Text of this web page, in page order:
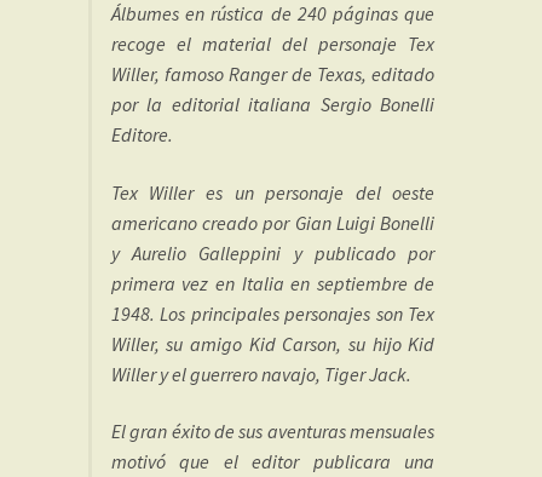
Álbumes en rústica de 240 páginas que
recoge el material del personaje Tex
Willer, famoso Ranger de Texas, editado
por la editorial italiana Sergio Bonelli
Editore.
Tex Willer es un personaje del oeste
americano creado por Gian Luigi Bonelli
y Aurelio Galleppini y publicado por
primera vez en Italia en septiembre de
1948. Los principales personajes son Tex
Willer, su amigo Kid Carson, su hijo Kid
Willer y el guerrero navajo, Tiger Jack.
El gran éxito de sus aventuras mensuales
motivó que el editor publicara una